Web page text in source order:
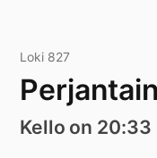
Loki 827
Kello on 20:33